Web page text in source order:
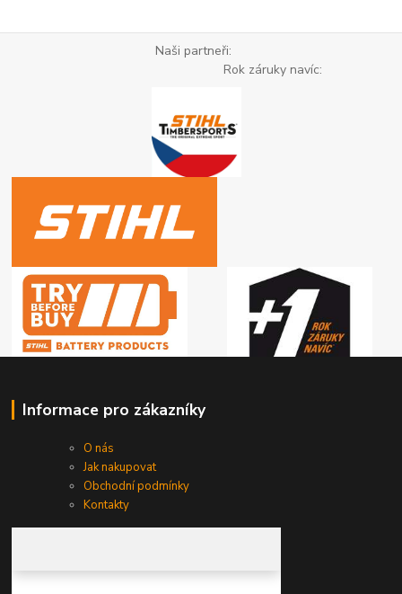
Naši partneři:
Rok záruky navíc:
Informace pro zákazníky
O nás
Jak nakupovat
Obchodní podmínky
Kontakty